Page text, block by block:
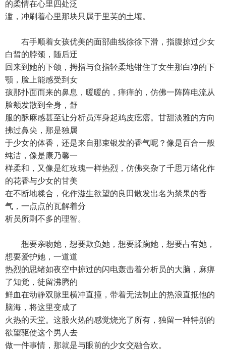
的柔情在心里四处泛
滥，冲刷着心里那块只属于里芙的土壤。
右手顺着女孩优美的面部曲线徐徐下滑，指腹掠过少女
白皙的脖颈，随后迂
回来到她的下颌，拇指与食指轻柔地钳住了女生那白净的下
颚，脸上能感受到女
孩那扑面而来的鼻息，暖暖的，痒痒的，仿佛一阵阵电流从
脸颊发散到全身，舒
服的酥麻感甚至让分析员浑身起鸡皮疙瘩。甘甜淡雅的方向
拂过鼻尖，那是独属
于少女的体香，还是来自那束银发的香气呢？像是百合一般
纯洁，像是康乃馨一
样柔和，又像是红玫瑰一样热烈，仿佛夹杂了千思万绪化作
的花香与少女的甘美
在不断地糅合，化作滋生欲望的良田散发出名为禁果的香
气，一点点的瓦解着分
析员所剩不多的理智。
想要亲吻她，想要欺负她，想要蹂躏她，想要占有她，
想要爱护她，一道道
热烈的思绪如夜空中掠过的闪电轰击着分析员的大脑，麻痹
了知觉，徒留沸腾的
鲜血在动静双脉里横冲直撞，带着无法制止的热浪直抵他的
脑海，将这里变成了
火热的天堂。这股火热的感觉烧光了所有，独留一种特别的
欲望驱使这个男人去
做一件事情，那就是与眼前的少女交融合欢。